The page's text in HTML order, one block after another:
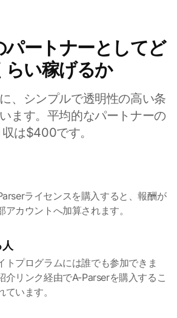
ートナーとしてど
らい稼げるか
、シンプルで透明性の高い条
ます。平均的なパートナーの
収は$400です。
ライセンスを購入すると、報酬が
アカウントへ加算されます。
トプログラムには誰でも参加できま
介リンク経由でA-Parserを購入するこ
ています。